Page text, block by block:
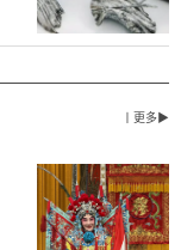
丨更多▶